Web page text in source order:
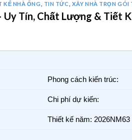
KẾ NHÀ ỐNG TIN TỨC XÂY NHÀ TRỌN GÓI
Uy Tín, Chất Lượng & Tiết
Phong cách kiến trúc:
Chi phí dự kiến:
Thiết kế năm: 2026NM63